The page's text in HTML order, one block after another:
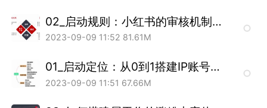
02_启动规则：小红书的审核机制底层逻辑方法伦和敏感账号问题.mp4
2023-09-09 11:52 81.61M
01_启动定位：从0到1搭建IP账号找到适合发展的赛道.mp4
2023-09-09 11:51 67.66M